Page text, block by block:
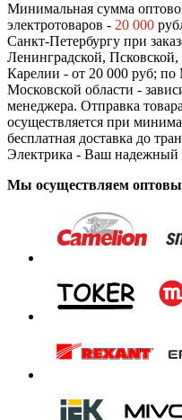
Минимальная сумма
электротоваров - 20 000
Санкт-Петербургу при
Ленинградской,
Карелии - от 20 000 руб;
Московской области -
менеджера. Отправка
осуществляется при
бесплатная доставка до
Электрика - Ваш надежный
Мы осуществляем